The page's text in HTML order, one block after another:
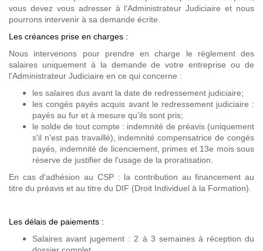
vous devez vous adresser à l'Administrateur Judiciaire et nous
pourrons intervenir à sa demande écrite.
Les créances prise en charges :
Nous intervenons pour prendre en charge le règlement des
salaires uniquement à la demande de votre entreprise ou de
l'Administrateur Judiciaire en ce qui concerne :
les salaires dus avant la date de redressement judiciaire;
les congés payés acquis avant le redressement judiciaire :
payés au fur et à mesure qu'ils sont pris;
le solde de tout compte : indemnité de préavis (uniquement
s'il n'est pas travaillé), indemnité compensatrice de congés
payés, indemnité de licenciement, primes et 13e mois sous
réserve de justifier de l'usage de la proratisation.
En cas d'adhésion au CSP : la contribution au financement au
titre du préavis et au titre du DIF (Droit Individuel à la Formation).
Les délais de paiements :
Salaires avant jugement : 2 à 3 semaines à réception du